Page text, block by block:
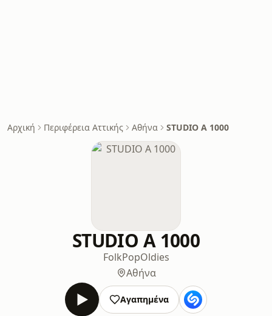
Αρχική Περιφέρεια Αττικής Αθήνα STUDIO A 1000
STUDIO A 1000
FolkPopOldies
Αθήνα
Αγαπημένα